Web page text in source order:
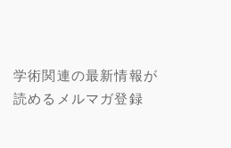
学術関連の最新情報が
読めるメルマガ登録